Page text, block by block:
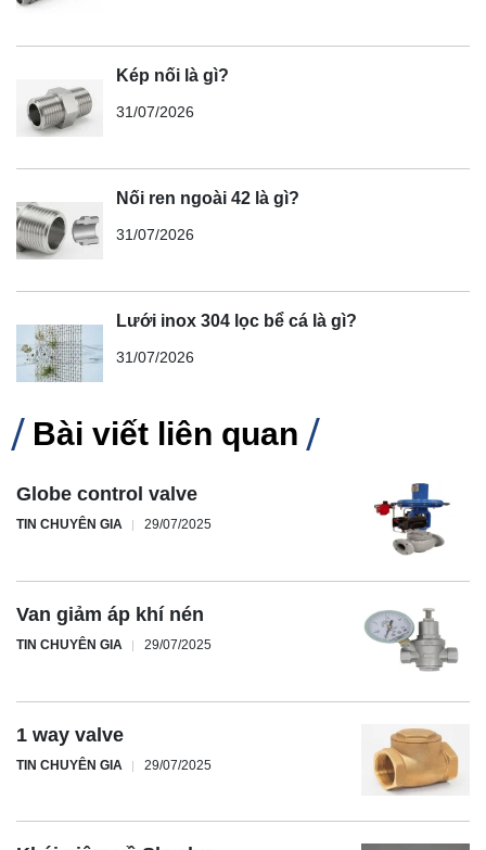
Kép nối là gì?
31/07/2026
Nối ren ngoài 42 là gì?
31/07/2026
Lưới inox 304 lọc bể cá là gì?
31/07/2026
Bài viết liên quan
Globe control valve
TIN CHUYÊN GIA 29/07/2025
Van giảm áp khí nén
TIN CHUYÊN GIA 29/07/2025
1 way valve
TIN CHUYÊN GIA 29/07/2025